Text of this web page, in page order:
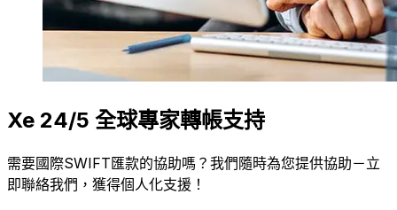
Xe 24/5 全球專家轉帳支持
需要國際SWIFT匯款的協助嗎？我們隨時為您提供協助－立
即聯絡我們，獲得個人化支援！